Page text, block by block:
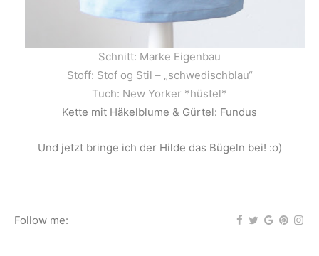
Schnitt: Marke Eigenbau
Stoff: Stof og Stil – „schwedischblau“
Tuch: New Yorker *hüstel*
Kette mit Häkelblume & Gürtel: Fundus
Und jetzt bringe ich der Hilde das Bügeln bei! :o)
Follow me: